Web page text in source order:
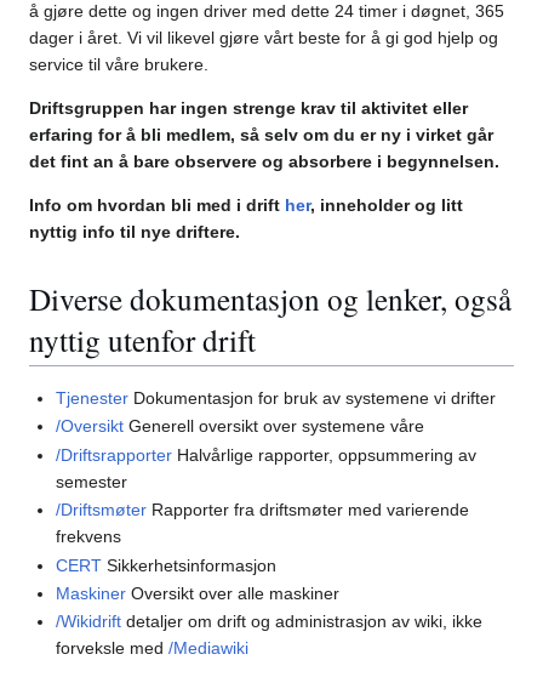
å gjøre dette og ingen driver med dette 24 timer i døgnet, 365
dager i året. Vi vil likevel gjøre vårt beste for å gi god hjelp og
service til våre brukere.
Driftsgruppen har ingen strenge krav til aktivitet eller
erfaring for å bli medlem, så selv om du er ny i virket går
det fint an å bare observere og absorbere i begynnelsen.
Info om hvordan bli med i drift her, inneholder og litt
nyttig info til nye driftere.
Diverse dokumentasjon og lenker, også
nyttig utenfor drift
Tjenester Dokumentasjon for bruk av systemene vi drifter
/Oversikt Generell oversikt over systemene våre
/Driftsrapporter Halvårlige rapporter, oppsummering av
semester
/Driftsmøter Rapporter fra driftsmøter med varierende
frekvens
CERT Sikkerhetsinformasjon
Maskiner Oversikt over alle maskiner
/Wikidrift detaljer om drift og administrasjon av wiki, ikke
forveksle med/Mediawiki